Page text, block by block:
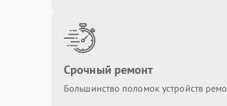
Срочный ремонт
Большинство поломок устройств